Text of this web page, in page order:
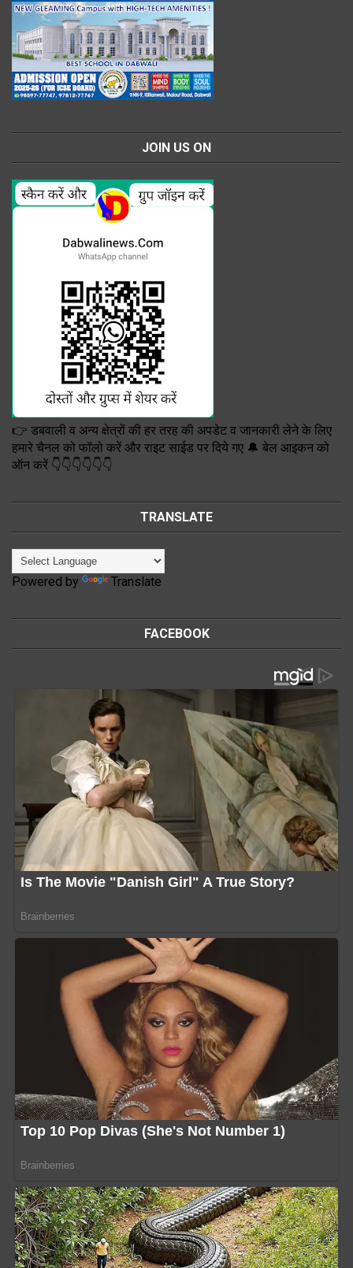
JOIN US ON
👉 डबवाली व अन्य क्षेत्रों की हर तरह की अपडेट व जानकारी लेने के लिए
हमारे चैनल को फॉलो करें और राइट साईड पर दिये गए 🔔 बेल आइकन को
ऑन करें 👇👇👇👇👇👇
TRANSLATE
Powered by Translate
FACEBOOK